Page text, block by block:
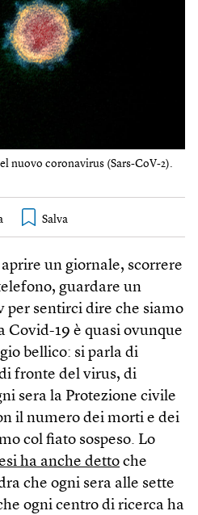
nuovo coronavirus (Sars-CoV-2).
un giornale, scorrere
guardare un
per sentirci dire che siamo
Covid-19 è quasi ovunque
bellico: si parla di
fronte del virus, di
sera la Protezione civile
il numero dei morti e dei
col fiato sospeso. Lo
ha anche detto che
che ogni sera alle sette
ogni centro di ricerca ha